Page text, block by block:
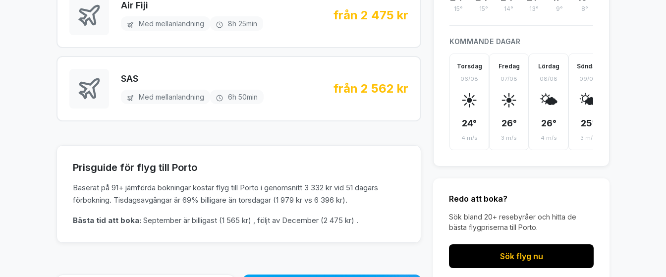
Air Fiji
Med mellanlandning 8h 25min
från 2 475 kr
SAS
Med mellanlandning 6h 50min
från 2 562 kr
Prisguide för flyg till Porto
Baserat på 91+ jämförda bokningar kostar flyg till Porto i genomsnitt 3 332 kr vid 51 dagars
förbokning. Tisdagsavgångar är 69% billigare än torsdagar (1 979 kr vs 6 396 kr).
Bästa tid att boka: September är billigast (1 565 kr) , följt av December (2 475 kr) .
15° 15° 14° 13° 9° 8°
KOMMANDE DAGAR
Torsdag
06/08
☀️
24°
4 m/s
Fredag
07/08
☀️
26°
3 m/s
Lördag
08/08
🌤️
26°
4 m/s
Söndag
09/08
🌤️
25°
3 m/s
Redo att boka?
Sök bland 20+ resebyråer och hitta de
bästa flygpriserna till Porto.
Sök flyg nu